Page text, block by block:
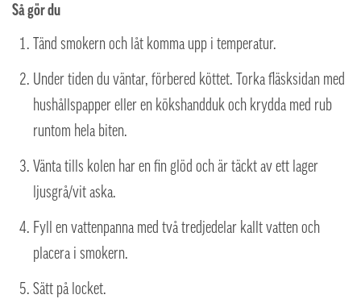
Så gör du
Tänd smokern och låt komma upp i temperatur.
Under tiden du väntar, förbered köttet. Torka fläsksidan med
hushållspapper eller en kökshandduk och krydda med rub
runtom hela biten.
Vänta tills kolen har en fin glöd och är täckt av ett lager
ljusgrå/vit aska.
Fyll en vattenpanna med två tredjedelar kallt vatten och
placera i smokern.
Sätt på locket.